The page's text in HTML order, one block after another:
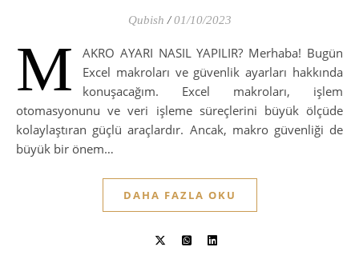
Qubish / 01/10/2023
M
AKRO AYARI NASIL YAPILIR? Merhaba! Bugün
Excel makroları ve güvenlik ayarları hakkında
konuşacağım. Excel makroları, işlem
otomasyonunu ve veri işleme süreçlerini büyük ölçüde
kolaylaştıran güçlü araçlardır. Ancak, makro güvenliği de
büyük bir önem…
DAHA FAZLA OKU